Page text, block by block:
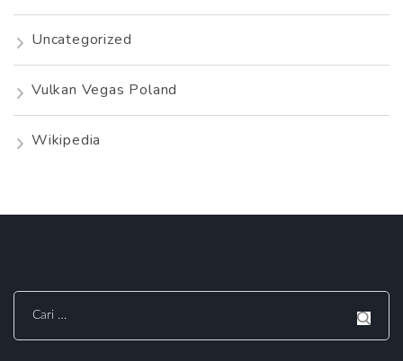
Uncategorized
Vulkan Vegas Poland
Wikipedia
Cari
untuk: